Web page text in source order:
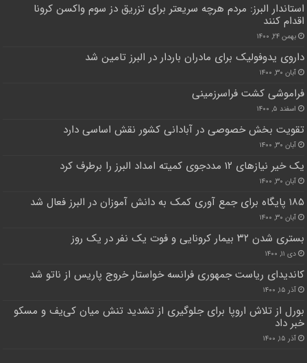
استاندار البرز: مردم هرچه سریعتر برای تزریق دز سوم واکسن کرونا
اقدام کنند
بهمن ۲۴, ۱۴۰۰
داروی یدوفولیک برای مادران باردار در البرز تامین شد
آبان ۳۰, ۱۴۰۰
فراموشی کشت فراسرزمینی
اسفند ۵, ۱۴۰۰
تقویت بخش خصوصی در آبادانی کشور نقش اساسی دارد
آبان ۳۰, ۱۴۰۰
یک خیر نیازهای ۱۲ مددجوی کمیته امداد البرز را برطرف کرد
آبان ۳۰, ۱۴۰۰
۱۸۵ پایگاه برای جمع آوری کمک به دانش آموزان در البرز فعال شد
آبان ۳۰, ۱۴۰۰
بستری شدن ۳۲ بیمار کرونایی و فوت یک نفر در یک روز
دی ۱۱, ۱۴۰۰
کاندیدای ریاست جمهوری فرانسه خواستار خروج پاریس از ناتو شد
آذر ۱۵, ۱۴۰۰
بورل از تلاش اروپا برای جلوگیری از تشدید تنش میان کی‌یف و مسکو
خبر داد
آذر ۱۵, ۱۴۰۰